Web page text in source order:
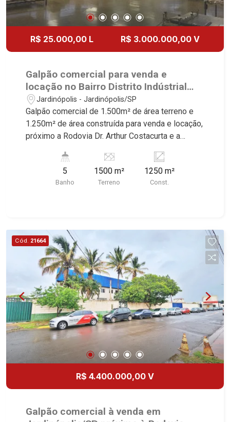
R$ 25.000,00 L R$ 3.000.000,00 V
Galpão comercial para venda e
locação no Bairro Distrito Indústrial
Adib Rassi, à trezentos metros da
Rodovia Anhanguera - Jardinópolis/SP.
Jardinópolis - Jardinópolis/SP
Galpão comercial de 1.500m² de área terreno e
1.250m² de área construída para venda e locação,
próximo a Rodovia Dr. Arthur Costacurta e a
Distrito Indústrial Adib Rassi, Jardinópolis/SP.
Conheça as características deste imóvel que a
Martinelli Imobiliária selecionou para você: -
com blocos estruturais concretados até 2 metros
de altura - Cobertura com telha de zinco - Área
administrativa toda com laje - Recepção - Sala
ampla - 2 salas de diretoria - 2 banheiros - Piso
cerâmico em toda área administrativa - Cozinha -
2 WCs coletivos - Refeitório - Vestiário - Sala no
piso superior com 23 metros - Estacionamento
para 7 vagas sendo 4 cobertas - Esquadrias
todas em vidro temperado de 10 milímetros -
Batentes de madeira Martinelli Imobiliária,
referência no mercado imobiliário desde 2000.
Especialistas em Venda, Locação e
Lançamentos! Avenida João Fiúsa, 1051 - Alto da
5
Banho
1500 m²
Terreno
1250 m²
Const.
Cód. 21664
R$ 4.400.000,00 V
Galpão comercial à venda em